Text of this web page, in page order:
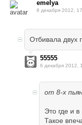
emelya
6 декабря 2012,
Отбивала двух
55555
6 декабря 2012,
от 8-х
Это где и
Такое